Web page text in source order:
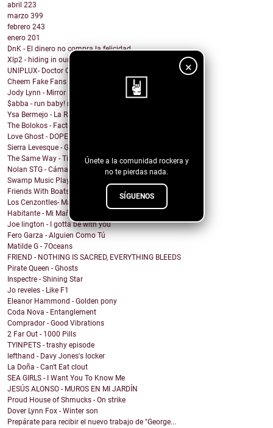
×
Únete a la comunidad rockera y
no te pierdas nada.
SÍGUENOS
abril 223
marzo 399
febrero 243
enero 201
DnK - El dinero no compra la felicidad
Xlp2 - hiding in our heart
UNIPLUX- Doctor Carlitos
Cheem Fake Fans
Jody Lynn - Mirror Mirror
$abba - run baby! run baby!
Ysa Bermejo - La Razón
The Bolokos - Factory
Love Ghost - DOPEMAN
Sierra Levesque - GET OFF MY STAGE
The Same Way - Time On Loan
Nolan STG - Cámara Lenta
Swamp Music Players - Free Color TV
Friends With Boats - The Point
Los Cenzontles- Matanga
Habitante - Mi Mañana
Joe lington - I gotta be with you
Fero Garza - Alguien Como Tú
Matilde G - 7Oceans
FRIEND - NOTHING IS SACRED, EVERYTHING BLEEDS
Pirate Queen - Ghosts
Inspectre - Shining Star
Jo reveles - Like F1
Eleanor Hammond - Golden pony
Coda Nova - Entanglement
Comprador - Good Vibrations
2 Far Out - 1000 Pills
TYINPETS - trashy episode
lefthand - Davy Jones's locker
La Doña - Can't Eat clout
SEA GIRLS - I Want You To Know Me
JESÚS ALONSO - MUROS EN MI JARDÍN
Proud House of Shmucks - On strike
Dover Lynn Fox - Winter son
Prepárate para recibir el nuevo trabajo de "George...